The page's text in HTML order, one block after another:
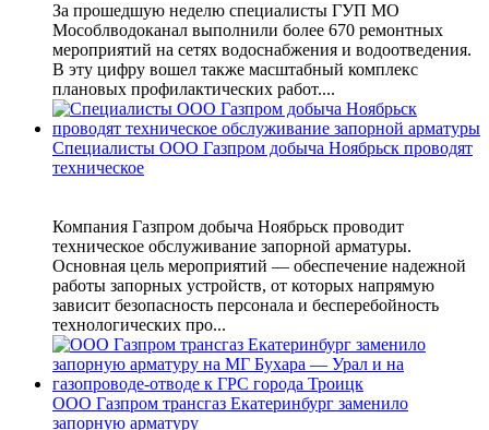
За прошедшую неделю специалисты ГУП МО
Мособлводоканал выполнили более 670 ремонтных
мероприятий на сетях водоснабжения и водоотведения.
В эту цифру вошел также масштабный комплекс
плановых профилактических работ....
Специалисты ООО Газпром добыча Ноябрьск проводят
техническое
Компания Газпром добыча Ноябрьск проводит
техническое обслуживание запорной арматуры.
Основная цель мероприятий — обеспечение надежной
работы запорных устройств, от которых напрямую
зависит безопасность персонала и бесперебойность
технологических про...
ООО Газпром трансгаз Екатеринбург заменило
запорную арматуру